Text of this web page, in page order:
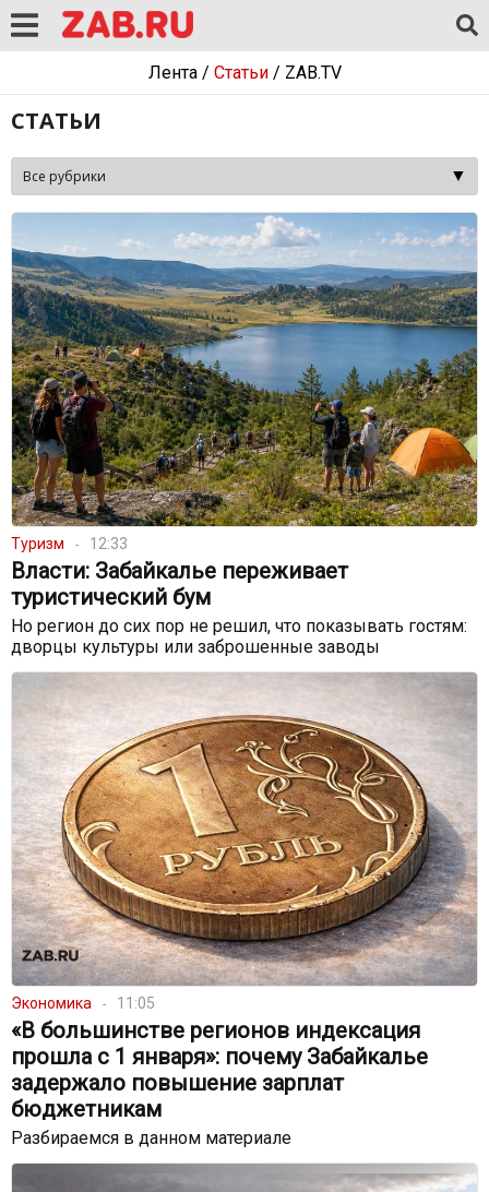
Лента/ Статьи/ ZAB.TV
СТАТЬИ
Туризм 12:33
Власти: Забайкалье переживает
туристический бум
Но регион до сих пор не решил, что показывать гостям:
дворцы культуры или заброшенные заводы
Экономика 11:05
«В большинстве регионов индексация
прошла с 1 января»: почему Забайкалье
задержало повышение зарплат
бюджетникам
Разбираемся в данном материале